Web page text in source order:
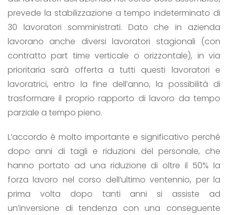
prevede la stabilizzazione a tempo indeterminato di
30 lavoratori somministrati. Dato che in azienda
lavorano anche diversi lavoratori stagionali (con
contratto part time verticale o orizzontale), in via
prioritaria sarà offerta a tutti questi lavoratori e
lavoratrici, entro la fine dell’anno, la possibilità di
trasformare il proprio rapporto di lavoro da tempo
parziale a tempo pieno.
L’accordo è molto importante e significativo perché
dopo anni di tagli e riduzioni del personale, che
hanno portato ad una riduzione di oltre il 50% la
forza lavoro nel corso dell’ultimo ventennio, per la
prima volta dopo tanti anni si assiste ad
un’inversione di tendenza con una conseguente